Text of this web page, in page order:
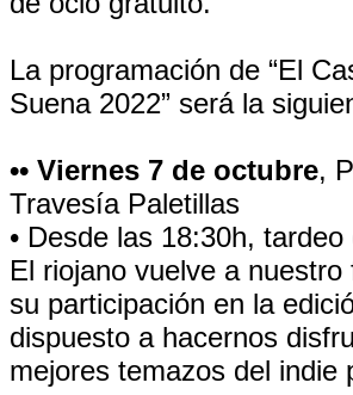
La programación de “El
Suena 2022” será la
•• Viernes 7 de octubre,
Travesía Paletillas
• Desde las 18:30h,
El riojano vuelve a
su participación en la
dispuesto a hacernos
mejores temazos del indie